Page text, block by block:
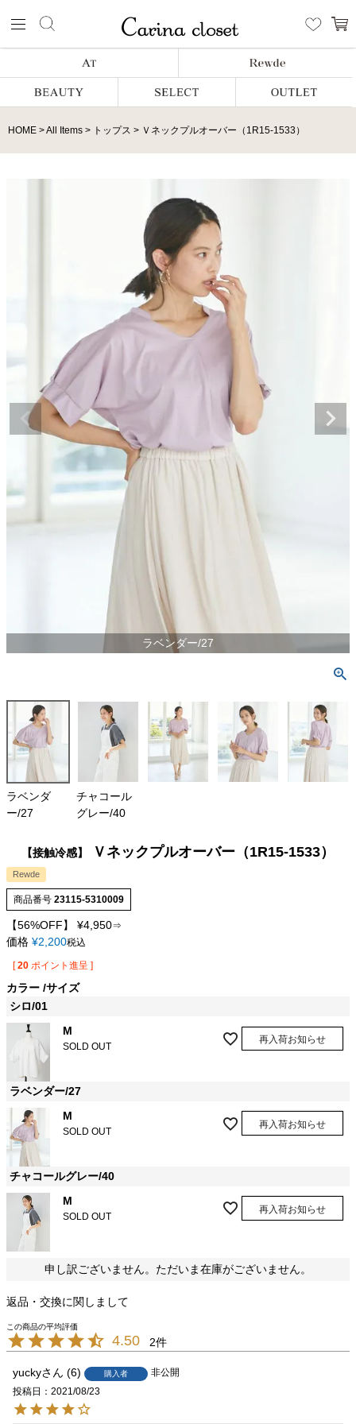
HOME All Items トップス Ｖネックプルオーバー（1R15-1533）
ラベンダー/27
ラベンダ
ー/27
チャコール
グレー/40
【接触冷感】 Ｖネックプルオーバー（1R15-1533）
Rewde
商品番号 23115-5310009
【56%OFF】 ¥4,950⇒
価格 ¥2,200税込
[ 20 ポイント進呈 ]
カラー サイズ
シロ/01
M
SOLD OUT
再入荷お知らせ
ラベンダー/27
M
SOLD OUT
再入荷お知らせ
チャコールグレー/40
M
SOLD OUT
再入荷お知らせ
申し訳ございません。ただいま在庫がございません。
返品・交換に関しまして
4.50 2
yucky 6 購入者
非公開
投稿日
2021/08/23